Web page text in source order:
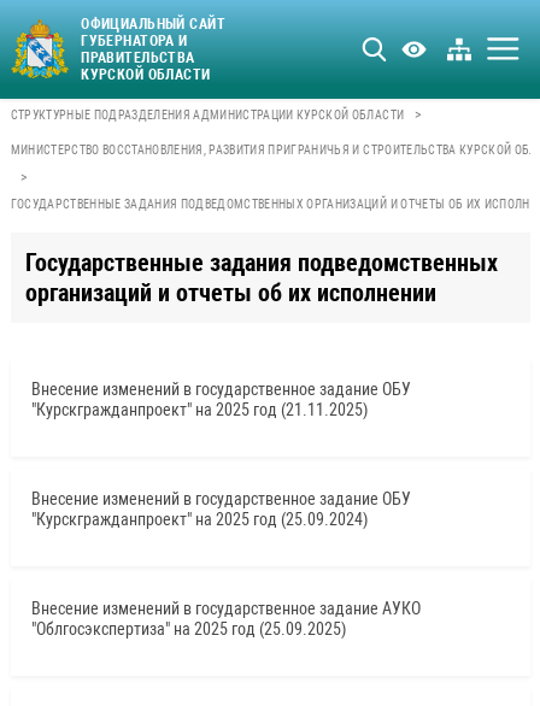
ОФИЦИАЛЬНЫЙ САЙТ
ГУБЕРНАТОРА И
ПРАВИТЕЛЬСТВА
КУРСКОЙ ОБЛАСТИ
СТРУКТУРНЫЕ ПОДРАЗДЕЛЕНИЯ АДМИНИСТРАЦИИ КУРСКОЙ ОБЛАСТИ >
МИНИСТЕРСТВО ВОССТАНОВЛЕНИЯ, РАЗВИТИЯ ПРИГРАНИЧЬЯ И СТРОИТЕЛЬСТВА КУРСКОЙ
>
ГОСУДАРСТВЕННЫЕ ЗАДАНИЯ ПОДВЕДОМСТВЕННЫХ ОРГАНИЗАЦИЙ И ОТЧЕТЫ ОБ ИХ
Государственные задания подведомственных
организаций и отчеты об их исполнении
Внесение изменений в государственное задание ОБУ
"Курскгражданпроект" на 2025 год (21.11.2025)
Внесение изменений в государственное задание ОБУ
"Курскгражданпроект" на 2025 год (25.09.2024)
Внесение изменений в государственное задание АУКО
"Облгосэкспертиза" на 2025 год (25.09.2025)